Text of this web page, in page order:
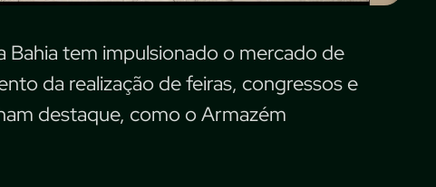
tem impulsionado o mercado de
da realização de feiras, congressos e
destaque, como o Armazém